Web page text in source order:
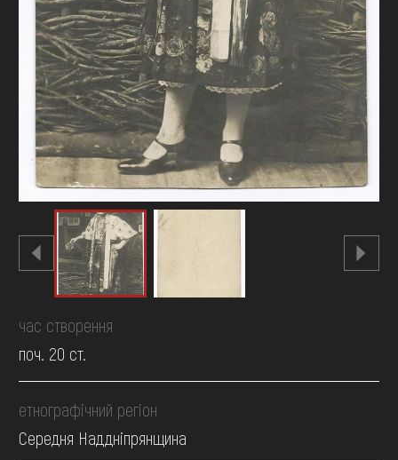
час створення
поч. 20 ст.
етнографічний регіон
Середня Наддніпрянщина